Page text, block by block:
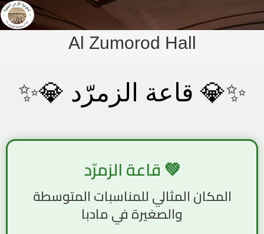
Al Zumorod Hall
✨💎 قاعة الزمرّد 💎✨
💚 قاعة الزمرّد
المكان المثالي للمناسبات المتوسطة
والصغيرة في مادبا